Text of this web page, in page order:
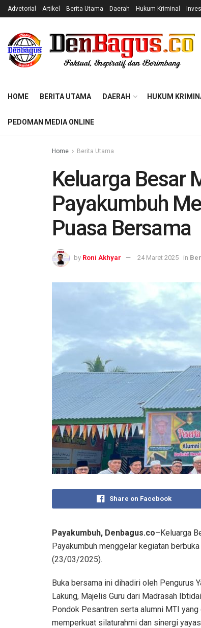
Advetorial Artikel Berita Utama Daerah Hukum Kriminal
HOME BERITA UTAMA DAERAH HUKUM
PEDOMAN MEDIA ONLINE
Home Berita Utama
Keluarga Besar
Payakumbuh
Puasa Bersama
by Roni Akhyar 24 Maret 2025 in
Share on Facebook
Payakumbuh, Denbagus.co–Keluarga
Payakumbuh menggelar kegiatan
(23/03/2025).
Buka bersama ini dihadiri oleh Pengurus
Lakung, Majelis Guru dari Madrasah
Pondok Pesantren serta alumni MTI
memperkuat silaturahmi dan sinergi